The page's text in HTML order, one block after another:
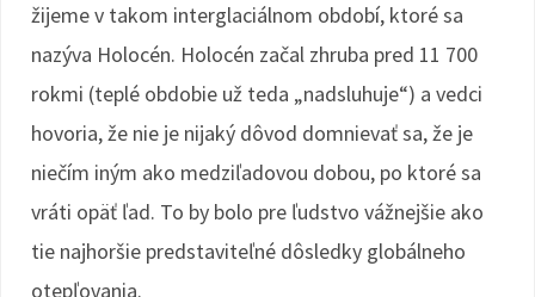
žijeme v takom interglaciálnom období, ktoré sa
nazýva Holocén. Holocén začal zhruba pred 11 700
rokmi (teplé obdobie už teda „nadsluhuje“) a vedci
hovoria, že nie je nijaký dôvod domnievať sa, že je
niečím iným ako medziľadovou dobou, po ktoré sa
vráti opäť ľad. To by bolo pre ľudstvo vážnejšie ako
tie najhoršie predstaviteľné dôsledky globálneho
otepľovania.